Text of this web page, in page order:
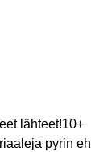
lähteet!10+
pyrin